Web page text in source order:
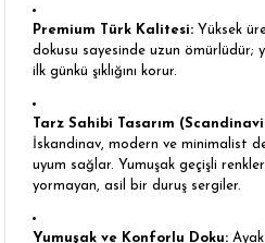
Premium Türk Kalitesi: Yüksek
dokusu sayesinde uzun ömürlüdür;
ilk günkü şıklığını korur.
Tarz Sahibi Tasarım
İskandinav, modern ve minimalist
uyum sağlar. Yumuşak geçişli
yormayan, asil bir duruş sergiler.
Yumuşak ve Konforlu Doku: